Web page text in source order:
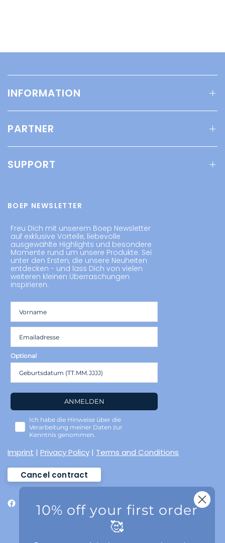
INFORMATION
PARTNER
SUPPORT
BOEP NEWSLETTER
Freu Dich mit unserem Boep Newsletter
auf exklusive Vorteile, liebevolle
ausgewählte Highlights und besondere
Momente rund um unsere Produkte. Sei
unter den Ersten, die unsere Neuheiten
entdecken - und lass Dich von vielen
weiteren kleinen Überraschungen
inspirieren.
Optional
ANMELDEN
Ich habe die Hinweise über die
Verarbeitung meiner Daten zur
Kenntnis genommen.
Imprint |Privacy Policy | Terms and Conditions
Cancel contract
10% off your first order
🥰